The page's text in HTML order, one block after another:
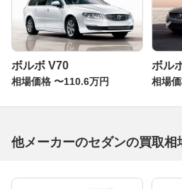
ボルボ V70
相場価格 〜110.6万円
ボル
相場
他メーカーのセダンの買取相